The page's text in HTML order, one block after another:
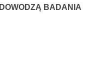
DOWODZĄ BADANIA